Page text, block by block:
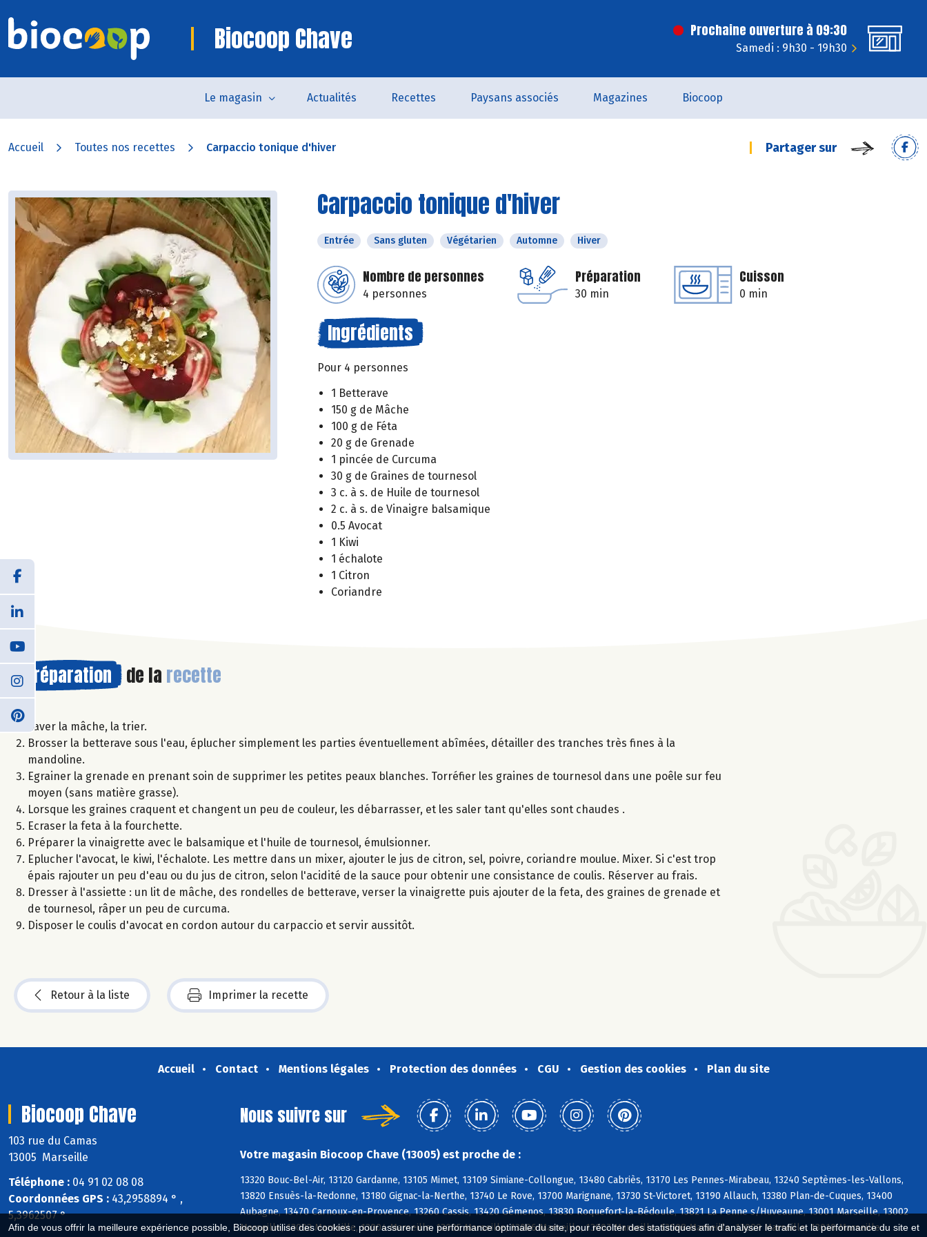
Afin de vous offrir la meilleure expérience possible, Biocoop utilise des cookies : pour assurer une performance optimale du site, pour récolter des statistiques afin d'analyser le trafic et la performance du site et
Biocoop Chave Prochaine ouverture à 09:30
Samedi : 9h30 - 19h30
Le magasin Actualités Recettes Paysans associés Magazines Biocoop
Accueil Toutes nos recettes Carpaccio tonique d'hiver Partager sur
Carpaccio tonique d'hiver
Entrée Sans gluten Végétarien Automne Hiver
Nombre de personnes
4 personnes
Préparation
30 min
Cuisson
0 min
Ingrédients
Pour 4 personnes
1 Betterave
150 g de Mâche
100 g de Féta
20 g de Grenade
1 pincée de Curcuma
30 g de Graines de tournesol
3 c. à s. de Huile de tournesol
2 c. à s. de Vinaigre balsamique
0.5 Avocat
1 Kiwi
1 échalote
1 Citron
Coriandre
Préparation de la recette
Laver la mâche, la trier.
Brosser la betterave sous l'eau, éplucher simplement les parties éventuellement abîmées, détailler des tranches très fines à la
mandoline.
Egrainer la grenade en prenant soin de supprimer les petites peaux blanches. Torréfier les graines de tournesol dans une poêle sur feu
moyen (sans matière grasse).
Lorsque les graines craquent et changent un peu de couleur, les débarrasser, et les saler tant qu'elles sont chaudes .
Ecraser la feta à la fourchette.
Préparer la vinaigrette avec le balsamique et l'huile de tournesol, émulsionner.
Eplucher l'avocat, le kiwi, l'échalote. Les mettre dans un mixer, ajouter le jus de citron, sel, poivre, coriandre moulue. Mixer. Si c'est trop
épais rajouter un peu d'eau ou du jus de citron, selon l'acidité de la sauce pour obtenir une consistance de coulis. Réserver au frais.
Dresser à l'assiette : un lit de mâche, des rondelles de betterave, verser la vinaigrette puis ajouter de la feta, des graines de grenade et
de tournesol, râper un peu de curcuma.
Disposer le coulis d'avocat en cordon autour du carpaccio et servir aussitôt.
Retour à la liste Imprimer la recette
Accueil Contact Mentions légales Protection des données CGU Gestion des cookies Plan du site
Biocoop Chave
103 rue du Camas
13005 Marseille
Téléphone : 04 91 02 08 08
Coordonnées GPS : 43,2958894 ° ,
5,3962507 °
Nous suivre sur
Votre magasin Biocoop Chave (13005) est proche de :
13320 Bouc-Bel-Air, 13120 Gardanne, 13105 Mimet, 13109 Simiane-Collongue, 13480 Cabriès, 13170 Les Pennes-Mirabeau, 13240 Septèmes-les-Vallons,
13820 Ensuès-la-Redonne, 13180 Gignac-la-Nerthe, 13740 Le Rove, 13700 Marignane, 13730 St-Victoret, 13190 Allauch, 13380 Plan-de-Cuques, 13400
Aubagne, 13470 Carnoux-en-Provence, 13260 Cassis, 13420 Gémenos, 13830 Roquefort-la-Bédoule, 13821 La Penne s/Huveaune, 13001 Marseille, 13002
Marseille, 13003 Marseille, 13004 Marseille, 13005 Marseille, 13006 Marseille, 13007 Marseille, 13008 Marseille, 13009 Marseille, 13010 Marseille